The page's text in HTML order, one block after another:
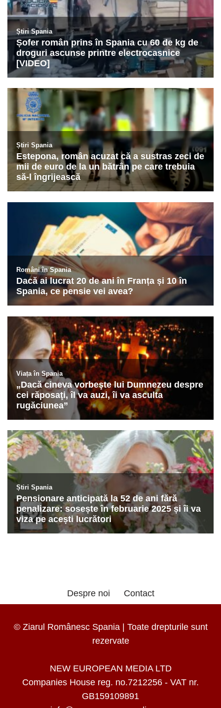
Despre noi Contact
© Ziarul Românesc Spania | Toate drepturile sunt
rezervate
NEW EUROPEAN MEDIA LTD
Companies House reg. no.7212256 - VAT nr.
GB159109891